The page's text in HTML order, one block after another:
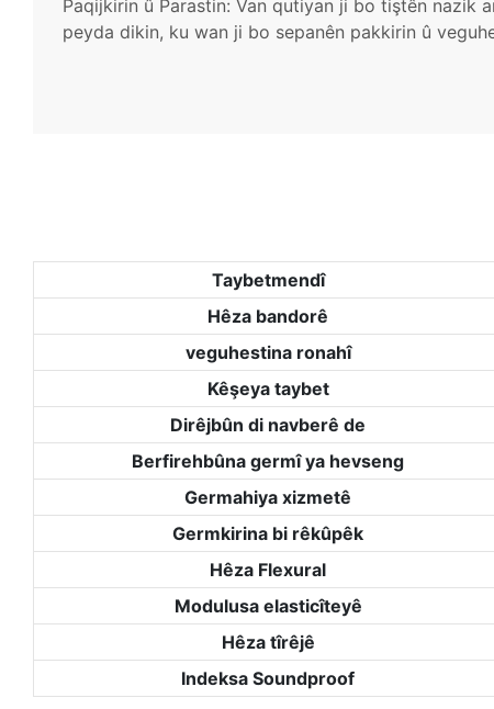
Paqijkirin û Parastin: Van qutiyan ji bo tiştên nazik
peyda dikin, ku wan ji bo sepanên pakkirin û
Taybetmendî
Hêza bandorê
veguhestina ronahî
Kêşeya taybet
Dirêjbûn di navberê de
Berfirehbûna germî ya hevseng
Germahiya xizmetê
Germkirina bi rêkûpêk
Hêza Flexural
Modulusa elasticîteyê
Hêza tîrêjê
Indeksa Soundproof